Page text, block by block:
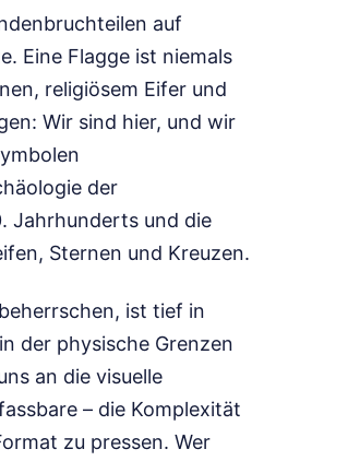
auf
Eine Flagge ist niemals
religiösem Eifer und
Wir sind hier, und wir
der
Jahrhunderts und die
Sternen und Kreuzen.
ist tief in
der physische Grenzen
an die visuelle
– die Komplexität
zu pressen. Wer